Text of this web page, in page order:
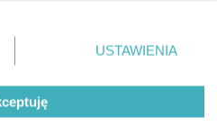
lewym dolnym rogu strony
danych nie wymagają
prawo sprzeciwić się
będą miały
USTAWIENIA